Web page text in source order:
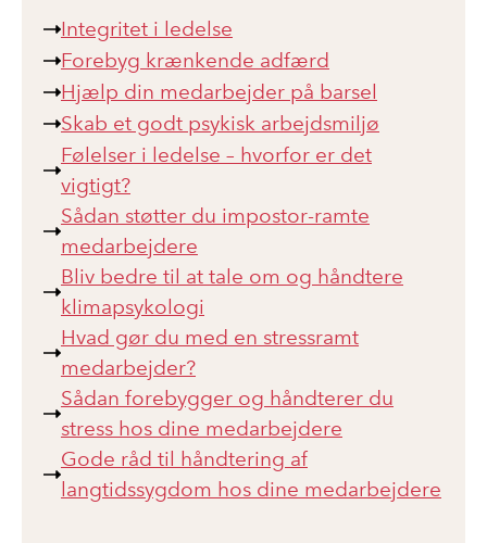
Integritet i ledelse
Forebyg krænkende adfærd
Hjælp din medarbejder på barsel
Skab et godt psykisk arbejdsmiljø
Følelser i ledelse – hvorfor er det
vigtigt?
Sådan støtter du impostor-ramte
medarbejdere
Bliv bedre til at tale om og håndtere
klimapsykologi
Hvad gør du med en stressramt
medarbejder?
Sådan forebygger og håndterer du
stress hos dine medarbejdere
Gode råd til håndtering af
langtidssygdom hos dine medarbejdere